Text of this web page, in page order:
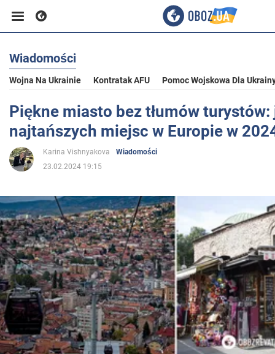
Biznes
Sport
Rozrywka
Polityka
Społeczeństwo
Wojna na Ukrainie
Świat
Wiadomości
Wojna Na Ukrainie Kontratak AFU Pomoc Wojskowa Dla
Piękne miasto bez tłumów turystów:
najtańszych miejsc w Europie w
Karina Vishnyakova
Wiadomości
23.02.2024 19:15